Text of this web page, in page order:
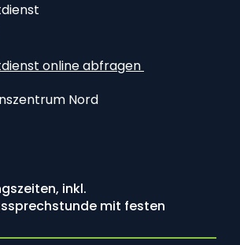
online abfragen
Nord
inkl.
mit festen